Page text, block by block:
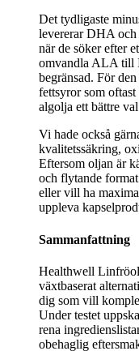
Det tydligaste
levererar DHA
när de söker efter
omvandla ALA till
begränsad. För
fettsyror som
algolja ett bättre
Vi hade också
kvalitetssäkring,
Eftersom oljan är
och flytande
eller vill ha
uppleva
Sammanfattning
Healthwell
växtbaserat
dig som vill
Under testet
rena
obehaglig